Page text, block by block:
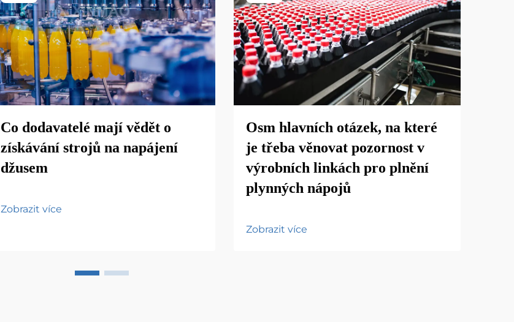
Co dodavatelé mají vědět o
získávání strojů na napájení
džusem
Zobrazit více
Osm hlavních otázek, na které
je třeba věnovat pozornost v
výrobních linkách pro plnění
plynných nápojů
Zobrazit více